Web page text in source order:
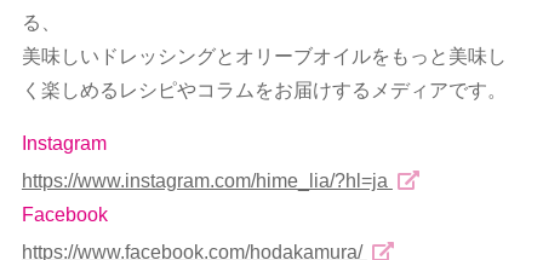
る、
美味しいドレッシングとオリーブオイルをもっと美味し
く楽しめるレシピやコラムをお届けするメディアです。
Instagram
https://www.instagram.com/hime_lia/?hl=ja
Facebook
https://www.facebook.com/hodakamura/